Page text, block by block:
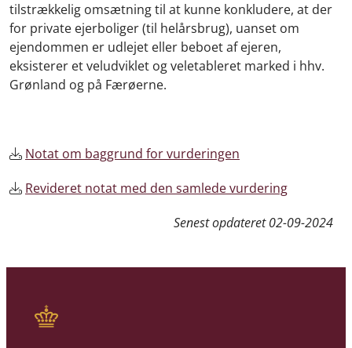
tilstrækkelig omsætning til at kunne konkludere, at der
for private ejerboliger (til helårsbrug), uanset om
ejendommen er udlejet eller beboet af ejeren,
eksisterer et veludviklet og veletableret marked i hhv.
Grønland og på Færøerne.
Notat om baggrund for vurderingen
Revideret notat med den samlede vurdering
Senest opdateret02-09-2024